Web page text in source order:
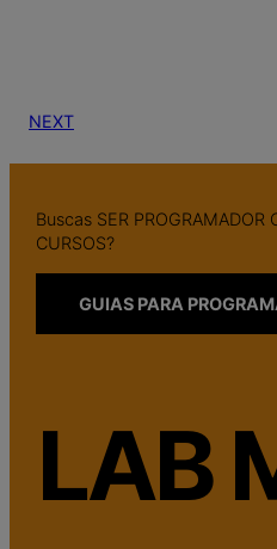
NEXT
Buscas SER PROGRAMADOR
CURSOS?
GUIAS PARA
LAB